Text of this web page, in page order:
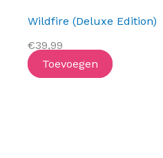
Wildfire (Deluxe Edition)
€39,99
Toevoegen